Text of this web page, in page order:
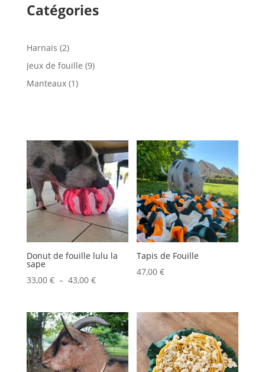
Catégories
Harnais 22
produits
Jeux de fouille 99
Manteaux 11
Donut de fouille lulu la
sape
33,00 € – 43,00 €Plage
prix :
33,00 €
à
43,00 €
Tapis de Fouille
47,00€